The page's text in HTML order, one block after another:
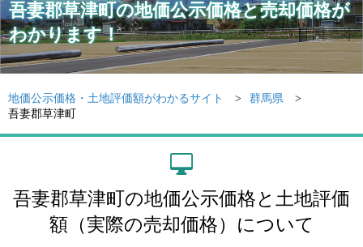
吾妻郡草津町の地価公示価格と売却価格が
わかります！
地価公示価格・土地評価額がわかるサイト
群馬県
吾妻郡草津町
吾妻郡草津町の地価公示価格と土地評価
額（実際の売却価格）について